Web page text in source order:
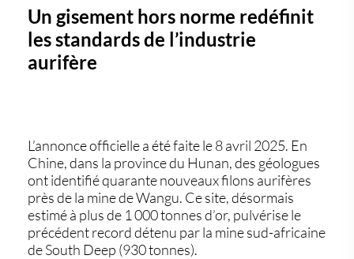
Un gisement hors norme redéfinit
les standards de l’industrie
aurifère
L’annonce officielle a été faite le 8 avril 2025. En
Chine, dans la province du Hunan, des géologues
ont identifiéquarante nouveaux filons aurifères
près de la mine de Wangu. Ce site, désormais
estimé à plus de 1 000 tonnes d’or, pulvérise le
précédent record détenu par la mine sud-africaine
de South Deep (930 tonnes).